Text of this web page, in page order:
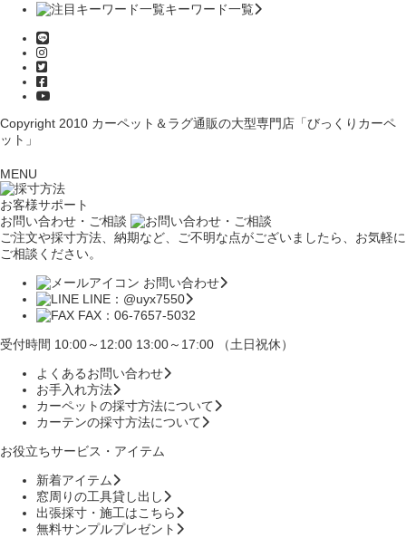
キーワード一覧
Copyright 2010 カーペット＆ラグ通販の大型専門店「びっくりカーペ
ット」
MENU
お客様サポート
お問い合わせ・ご相談
ご注文や採寸方法、納期など、ご不明な点がございましたら、お気軽に
ご相談ください。
お問い合わせ
LINE：@uyx7550
FAX：06-7657-5032
受付時間 10:00～12:00 13:00～17:00 （土日祝休）
よくあるお問い合わせ
お手入れ方法
カーペットの採寸方法について
カーテンの採寸方法について
お役立ちサービス・アイテム
新着アイテム
窓周りの工具貸し出し
出張採寸・施工はこちら
無料サンプルプレゼント